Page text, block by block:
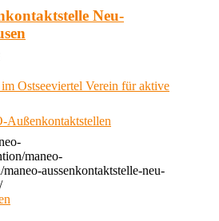
Neu-
Ostseeviertel Verein für aktive
maneo-
aussenkontaktstelle-neu-